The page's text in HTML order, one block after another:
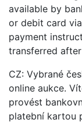
available by
or debit card
payment
transferred
CZ: Vybrané
online aukce.
provést
platební kartou